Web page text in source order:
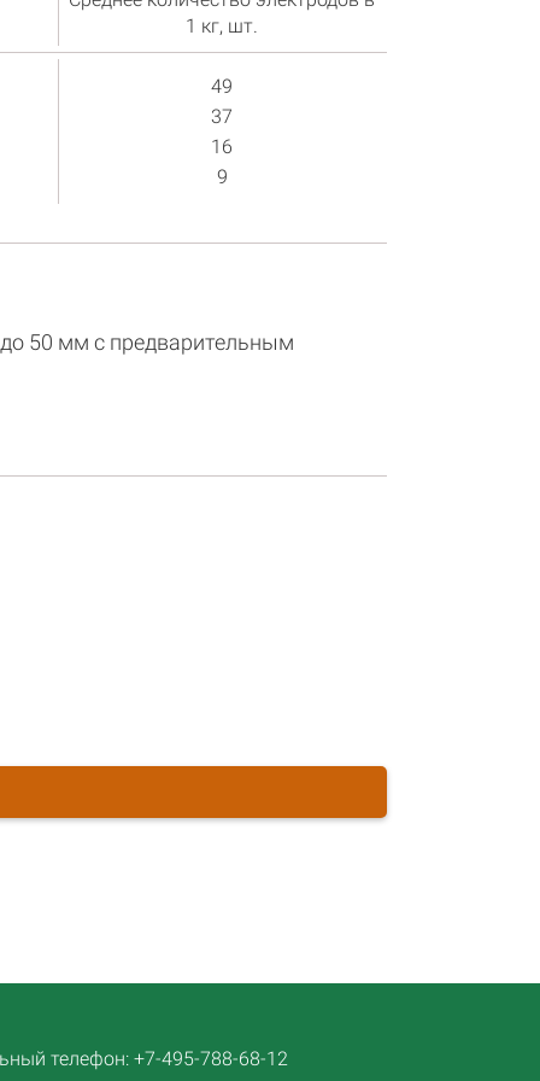
1 кг, шт.
49
37
16
9
50 мм с предварительным
телефон: +7-495-788-68-12